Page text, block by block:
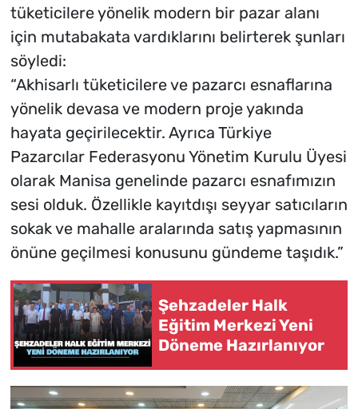
tüketicilere yönelik modern bir pazar alanı
için mutabakata vardıklarını belirterek şunları
söyledi:
“Akhisarlı tüketicilere ve pazarcı esnaflarına
yönelik devasa ve modern proje yakında
hayata geçirilecektir. Ayrıca Türkiye
Pazarcılar Federasyonu Yönetim Kurulu Üyesi
olarak Manisa genelinde pazarcı esnafımızın
sesi olduk. Özellikle kayıtdışı seyyar satıcıların
sokak ve mahalle aralarında satış yapmasının
önüne geçilmesi konusunu gündeme taşıdık.”
Şehzadeler Halk
Eğitim Merkezi Yeni
Döneme Hazırlanıyor